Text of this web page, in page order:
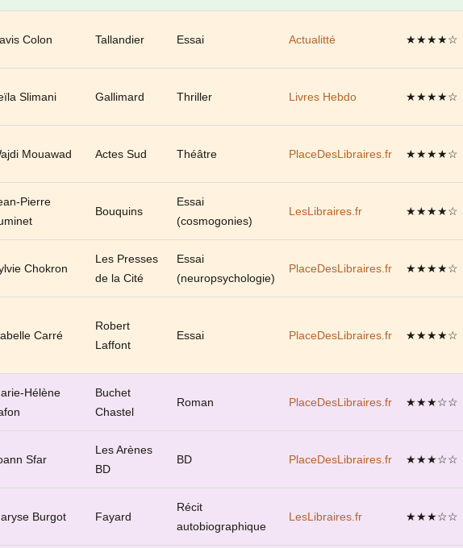
Colon Tallandier Essai Actualitté ★★★★☆
Slimani Gallimard Thriller Livres Hebdo ★★★★☆
Mouawad Actes Sud Théâtre PlaceDesLibraires.fr ★★★★☆
Pierre
Bouquins
Essai
(cosmogonies)
LesLibraires.fr ★★★★☆
Chokron
Les Presses
de la Cité
Essai
(neuropsychologie)
PlaceDesLibraires.fr ★★★★☆
Carré
Robert
Laffont
Essai PlaceDesLibraires.fr ★★★★☆
Hélène
Buchet
Chastel
Roman PlaceDesLibraires.fr ★★★☆☆
Sfar
Les Arènes
BD
BD PlaceDesLibraires.fr ★★★☆☆
Burgot Fayard
Récit
autobiographique
LesLibraires.fr ★★★☆☆